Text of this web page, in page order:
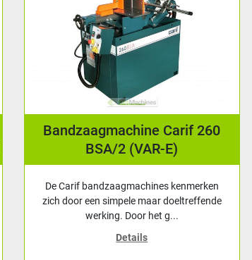
Bandzaagmachine Carif 260
BSA/2 (VAR-E)
De Carif bandzaagmachines kenmerken
zich door een simpele maar doeltreffende
werking. Door het g...
Details